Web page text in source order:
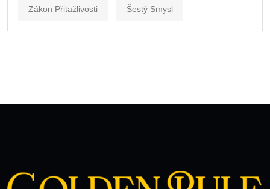
Zákon Přitažlivosti Šestý Smysl